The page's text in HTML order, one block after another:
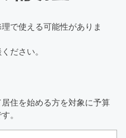
で使える可能性がありま
ださい。
住を始める方を対象に予算
。